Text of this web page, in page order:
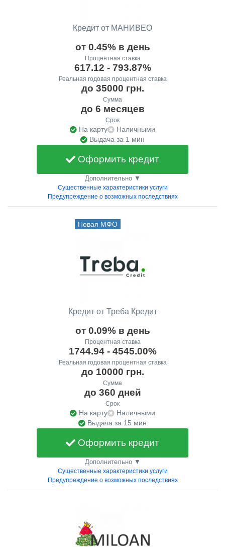
Кредит от МАНИВЕО
от 0.45% в день
Процентная ставка
617.12 - 793.87%
Реальная годовая процентная ставка
до 35000 грн.
Сумма
до 6 месяцев
Срок
На карту
Наличными
Выдача за 1 мин
Оформить кредит
Дополнительно ▼
Существенные характеристики услуги
Предупреждение о возможных последствиях
Новая МФО
Кредит от Треба Кредит
от 0.09% в день
Процентная ставка
1744.94 - 4545.00%
Реальная годовая процентная ставка
до 10000 грн.
Сумма
до 360 дней
Срок
На карту
Наличными
Выдача за 15 мин
Оформить кредит
Дополнительно ▼
Существенные характеристики услуги
Предупреждение о возможных последствиях